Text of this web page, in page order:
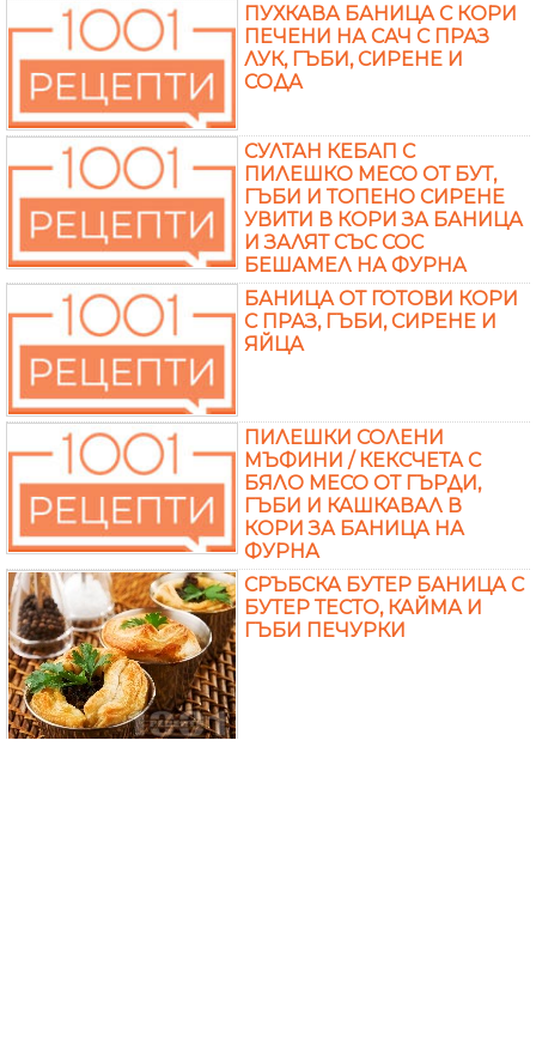
ПУХКАВА БАНИЦА С КОРИ
ПЕЧЕНИ НА САЧ С ПРАЗ
ЛУК, ГЪБИ, СИРЕНЕ И
СОДА
СУЛТАН КЕБАП С
ПИЛЕШКО МЕСО ОТ БУТ,
ГЪБИ И ТОПЕНО СИРЕНЕ
УВИТИ В КОРИ ЗА БАНИЦА
И ЗАЛЯТ СЪС СОС
БЕШАМЕЛ НА ФУРНА
БАНИЦА ОТ ГОТОВИ КОРИ
С ПРАЗ, ГЪБИ, СИРЕНЕ И
ЯЙЦА
ПИЛЕШКИ СОЛЕНИ
МЪФИНИ / КЕКСЧЕТА С
БЯЛО МЕСО ОТ ГЪРДИ,
ГЪБИ И КАШКАВАЛ В
КОРИ ЗА БАНИЦА НА
ФУРНА
СРЪБСКА БУТЕР БАНИЦА С
БУТЕР ТЕСТО, КАЙМА И
ГЪБИ ПЕЧУРКИ